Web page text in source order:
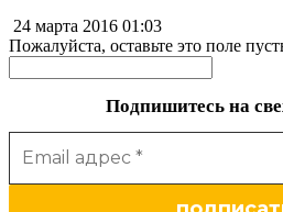
24 марта 2016 01:03
Пожалуйста, оставьте это поле
Подпишитесь на